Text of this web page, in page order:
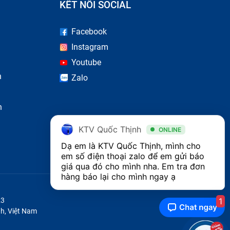
KẾT NỐI SOCIAL
Facebook
Instagram
Youtube
Zalo
Việt Nam
KTV Quốc Thịnh ONLINE
Dạ em là KTV Quốc Thịnh, mình cho
em số điện thoại zalo để em gửi báo
giá qua đó cho mình nha. Em tra đơn
hàng báo lại cho mình ngay ạ
1